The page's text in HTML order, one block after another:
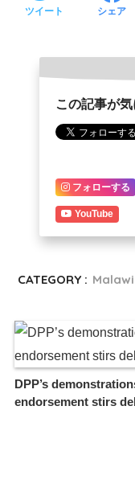
ツイート シェア
この記事が
フォローする
YouTube
CATEGORY :
DPP’s
endorsement stirs